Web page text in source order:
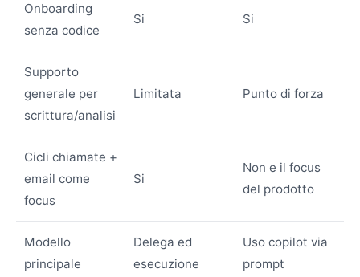
Onboarding
senza codice
Si Si
Supporto
generale per
scrittura/analisi
Limitata Punto di forza
Cicli chiamate +
email come
focus
Si
Non e il focus
del prodotto
Modello
principale
Delega ed
esecuzione
Uso copilot via
prompt